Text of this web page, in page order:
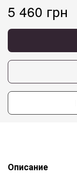
5 460 грн
Описание